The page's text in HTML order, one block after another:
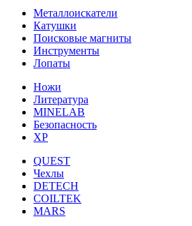
Металлоискатели
Катушки
Поисковые магниты
Инструменты
Лопаты
Ножи
Литература
MINELAB
Безопасность
XP
QUEST
Чехлы
DETECH
COILTEK
MARS